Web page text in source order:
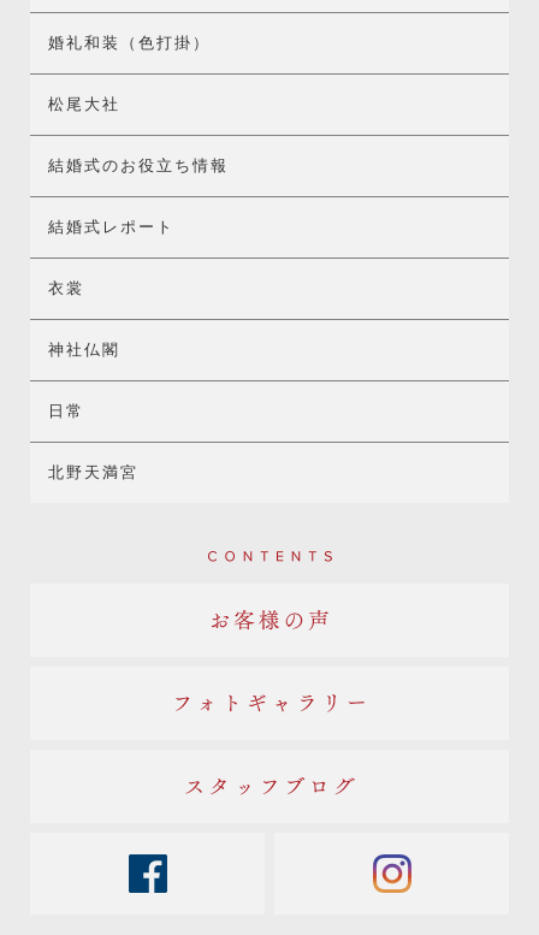
婚礼和装（色打掛）
松尾大社
結婚式のお役立ち情報
結婚式レポート
衣裳
神社仏閣
日常
北野天満宮
Contents
お客様の声
フォトギャラリー
スタッフブログ
instagram